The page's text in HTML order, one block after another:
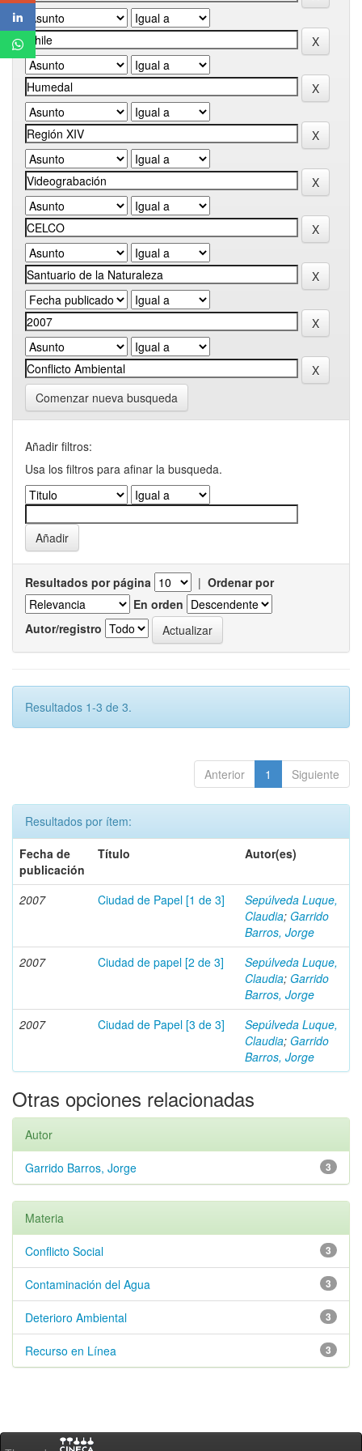
Comenzar nueva busqueda
Añadir filtros:
Usa los filtros para afinar la busqueda.
Resultados por página | Ordenar por
En orden
Autor/registro
Resultados 1-3 de 3.
Anterior 1 Siguiente
Resultados por ítem:
Fecha de
publicación
Título Autor(es)
2007 Ciudad de Papel [1 de 3]
Sepúlveda Luque,
Claudia; Garrido
Barros, Jorge
2007
Ciudad de papel [2 de 3]
Sepúlveda Luque,
Claudia; Garrido
Barros, Jorge
2007
Ciudad de Papel [3 de 3]
Sepúlveda Luque,
Claudia; Garrido
Barros, Jorge
Otras opciones relacionadas
Autor
3
Garrido Barros, Jorge
Materia
3
Conflicto Social
3
Contaminación del Agua
3
Deterioro Ambiental
3
Recurso en Línea